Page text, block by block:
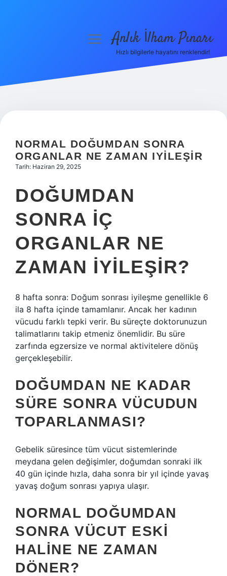
Hakkımızda
menüyüAnlık İlham Pınarı
Hızlı bilgilerle hayatını renklendir!
NORMAL DOĞUMDAN SONRA
ORGANLAR NE ZAMAN IYILEŞIR
Tarih: Haziran 29, 2025
DOĞUMDAN
SONRA IÇ
ORGANLAR NE
ZAMAN IYILEŞIR?
8 hafta sonra: Doğum sonrası iyileşme genellikle 6
ila 8 hafta içinde tamamlanır. Ancak her kadının
vücudu farklı tepki verir. Bu süreçte doktorunuzun
talimatlarını takip etmeniz önemlidir. Bu süre
zarfında egzersize ve normal aktivitelere dönüş
gerçekleşebilir.
DOĞUMDAN NE KADAR
SÜRE SONRA VÜCUDUN
TOPARLANMASI?
Gebelik süresince tüm vücut sistemlerinde
meydana gelen değişimler, doğumdan sonraki ilk
40 gün içinde hızla, daha sonra bir yıl içinde yavaş
yavaş doğum sonrası yapıya ulaşır.
NORMAL DOĞUMDAN
SONRA VÜCUT ESKI
HALINE NE ZAMAN
DÖNER?